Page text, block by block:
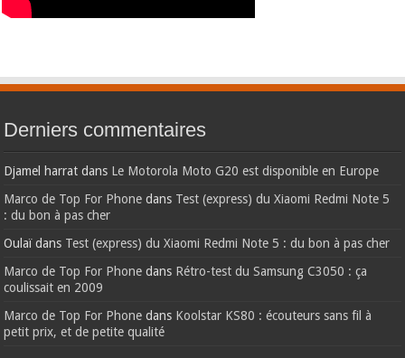
Derniers commentaires
Djamel harrat dans Le Motorola Moto G20 est disponible en Europe
Marco de Top For Phone dans Test (express) du Xiaomi Redmi Note 5
: du bon à pas cher
Oulaïdans Test (express) du Xiaomi Redmi Note 5 : du bon à pas cher
Marco de Top For Phone dans Rétro-test du Samsung C3050 : ça
coulissait en 2009
Marco de Top For Phone dans Koolstar KS80 : écouteurs sans fil à
petit prix, et de petite qualité